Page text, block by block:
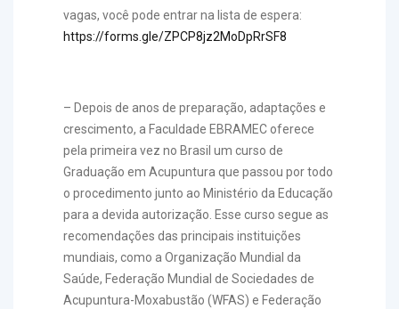
vagas, você pode entrar na lista de espera:
https://forms.gle/ZPCP8jz2MoDpRrSF8
– Depois de anos de preparação, adaptações e
crescimento, a Faculdade EBRAMEC oferece
pela primeira vez no Brasil um curso de
Graduação em Acupuntura que passou por todo
o procedimento junto ao Ministério da Educação
para a devida autorização. Esse curso segue as
recomendações das principais instituições
mundiais, como a Organização Mundial da
Saúde, Federação Mundial de Sociedades de
Acupuntura-Moxabustão (WFAS) e Federação